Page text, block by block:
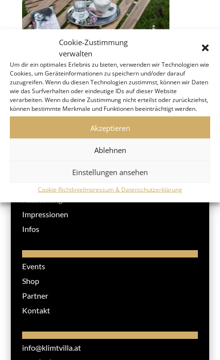
Cookie-Zustimmung
verwalten
Um dir ein optimales Erlebnis zu bieten, verwenden wir Technologien wie
Cookies, um Geräteinformationen zu speichern und/oder darauf
zuzugreifen. Wenn du diesen Technologien zustimmst, können wir Daten
wie das Surfverhalten oder eindeutige IDs auf dieser Website
verarbeiten. Wenn du deine Zustimmung nicht erteilst oder zurückziehst,
können bestimmte Merkmale und Funktionen beeinträchtigt werden.
Akzeptieren
Ablehnen
Einstellungen ansehen
Cookie-RichtlinieImpressum & Datenschutzerklärung
KLIMT VILLA WIEN
Impressionen
Infos
Events
Shop
Partner
Kontakt
info@klimtvilla.at